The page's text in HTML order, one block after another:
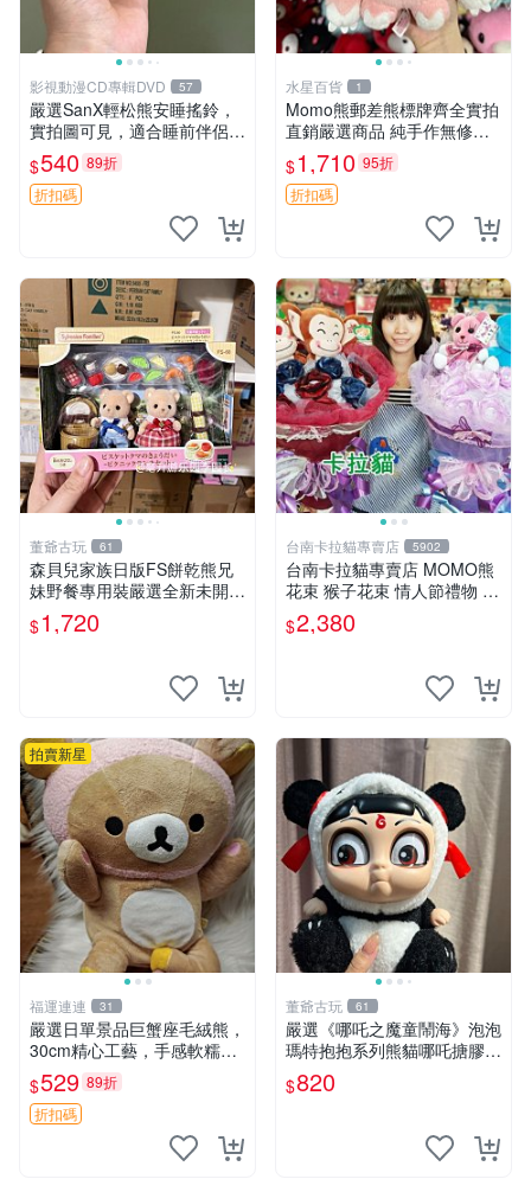
影視動漫CD專輯DVD 57
嚴選SanX輕松熊安睡搖鈴，
實拍圖可見，適合睡前伴侶，
Picks安撫好物 0325 懸吊 電
腦
$540 89折
折扣碼
水星百貨 1
Momo熊郵差熊標牌齊全實拍
直銷嚴選商品 純手作無修圖
可收藏 郵差熊 Momo熊 標牌
商品
$1,710 95折
折扣碼
董爺古玩 61
森貝兒家族日版FS餅乾熊兄
妹野餐專用裝嚴選全新未開
封，包含兩組大童款紙盒裝，
適合收藏與分享。 餅乾熊兄
$1,720
台南卡拉貓專賣店 5902
台南卡拉貓專賣店 MOMO熊
花束 猴子花束 情人節禮物 二
選一 可繡字 可今天寄明天到
$2,380
拍賣新星
福運連連 31
嚴選日單景品巨蟹座毛絨熊，
30cm精心工藝，手感軟糯推
薦收藏送人 巨蟹座 毛絨玩具
精緻做工
$529 89折
折扣碼
董爺古玩 61
嚴選《哪吒之魔童鬧海》泡泡
瑪特抱抱系列熊貓哪吒搪膠臉
毛絨， STATE：如圖顯示 哪
吒 毛絨公仔 泡泡瑪特
$820